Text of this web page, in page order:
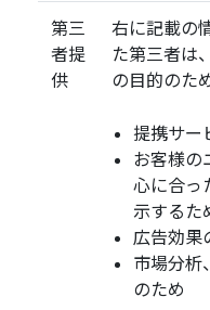
第三
者提
供
右に記載の
た第三者は
の目的のた
提携サー
お客様の
心に合っ
示するた
広告効果
市場分析
のため